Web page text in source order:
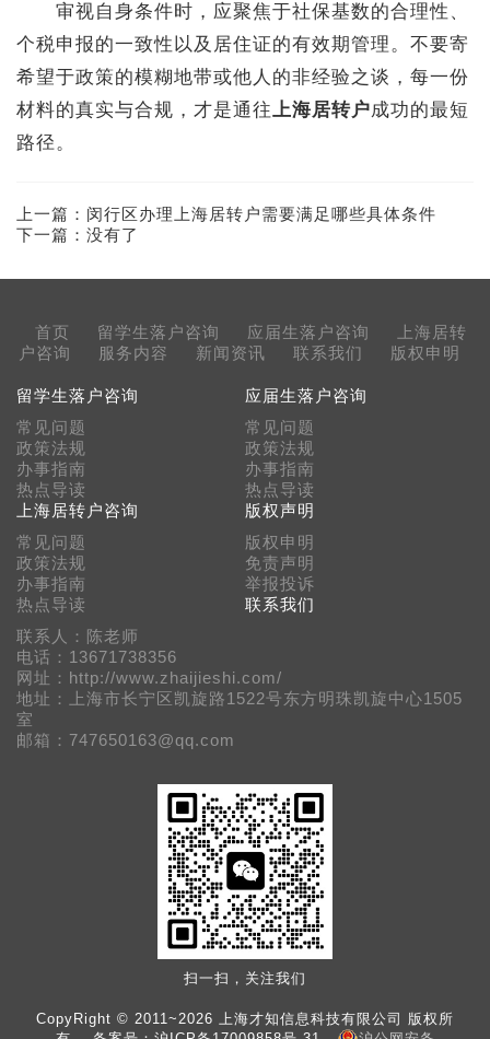
审视自身条件时，应聚焦于社保基数的合理性、
个税申报的一致性以及居住证的有效期管理。不要寄
希望于政策的模糊地带或他人的非经验之谈，每一份
材料的真实与合规，才是通往上海居转户成功的最短
路径。
上一篇： 闵行区办理上海居转户需要满足哪些具体条件
下一篇：没有了
首页 留学生落户咨询 应届生落户咨询
上海居转
户咨询
服务内容 新闻资讯 联系我们 版权申明
留学生落户咨询
常见问题
政策法规
办事指南
热点导读
应届生落户咨询
常见问题
政策法规
办事指南
热点导读
上海居转户咨询
常见问题
政策法规
办事指南
热点导读
版权声明
版权申明
免责声明
举报投诉
联系我们
联系人：陈老师
电话：13671738356
网址：http://www.zhaijieshi.com/
地址：上海市长宁区凯旋路1522号东方明珠凯旋中心1505
室
邮箱：747650163@qq.com
扫一扫，关注我们
CopyRight © 2011~2026 上海才知信息科技有限公司 版权所